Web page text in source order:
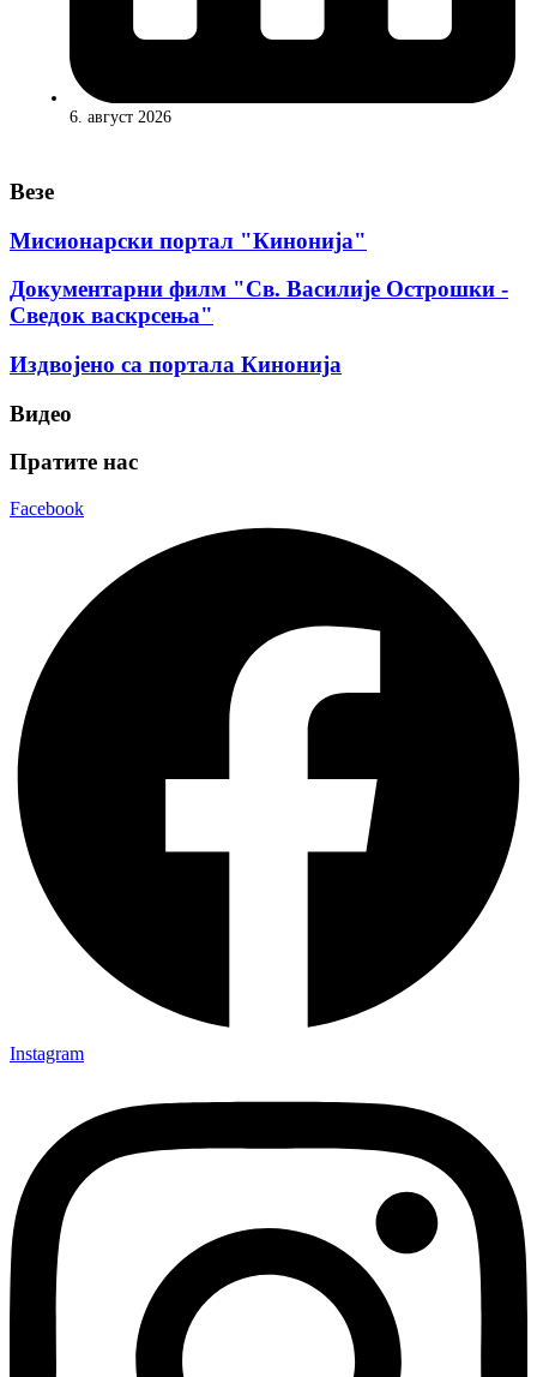
6. август 2026
Везе
Мисионарски портал "Кинонија"
Документарни филм "Св. Василије Острошки -
Сведок васкрсења"
Издвојено са портала Кинонија
Видео
Пратите нас
Facebook
Instagram